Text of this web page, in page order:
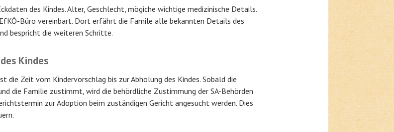
des Kindes. Alter, Geschlecht, mögiche wichtige medizinische Details.
Büro vereinbart. Dort erfährt die Famile alle bekannten Details des
bespricht die weiteren Schritte.
Kindes
die Zeit vom Kindervorschlag bis zur Abholung des Kindes. Sobald die
die Familie zustimmt, wird die behördliche Zustimmung der SA-Behörden
zur Adoption beim zuständigen Gericht angesucht werden. Dies